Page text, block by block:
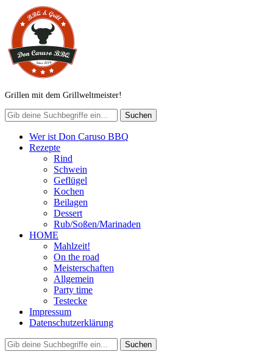
Grillen mit dem Grillweltmeister!
Wer ist Don Caruso BBQ
Rezepte
Rind
Schwein
Geflügel
Kochen
Beilagen
Dessert
Rub/Soßen/Marinaden
HOME
Mahlzeit!
On the road
Meisterschaften
Allgemein
Party time
Testecke
Impressum
Datenschutzerklärung